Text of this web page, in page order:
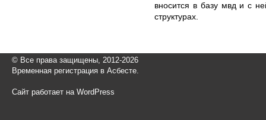
вносится в базу мвд и с
структурах.
© Все права защищены, 2012-2026
Временная регистрация в Асбесте.
Сайт работает на WordPress